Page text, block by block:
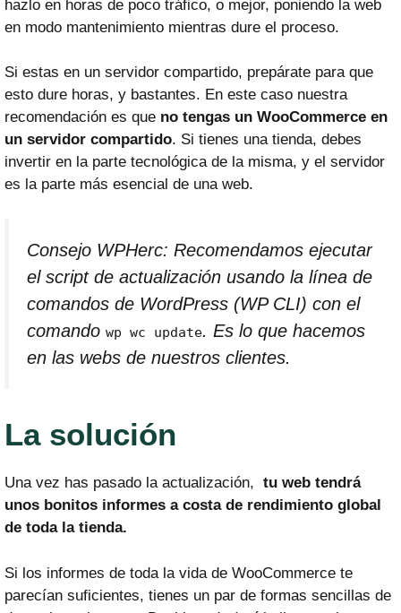
hazlo en horas de poco tráfico, o mejor, poniendo la web
en modo mantenimiento mientras dure el proceso.
Si estas en un servidor compartido, prepárate para que
esto dure horas, y bastantes. En este caso nuestra
recomendación es que no tengas un WooCommerce en
un servidor compartido. Si tienes una tienda, debes
invertir en la parte tecnológica de la misma, y el servidor
es la parte más esencial de una web.
Consejo WPHerc: Recomendamos ejecutar
el script de actualización usando la línea de
comandos de WordPress (WP CLI) con el
comando wp wc update. Es lo que hacemos
en las webs de nuestros clientes.
La solución
Una vez has pasado la actualización, tu web tendrá
unos bonitos informes a costa de rendimiento global
de toda la tienda.
Si los informes de toda la vida de WooCommerce te
parecían suficientes, tienes un par de formas sencillas de